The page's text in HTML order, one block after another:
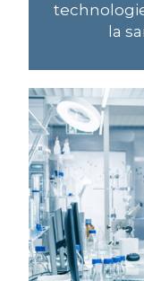
la